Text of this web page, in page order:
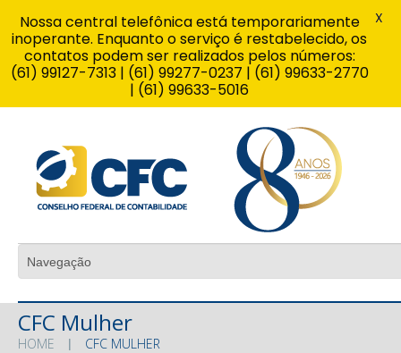
CFC Mulher
HOME CFC MULHER
Nossa central telefônica está temporariamente
inoperante. Enquanto o serviço é restabelecido, os
contatos podem ser realizados pelos números:
(61) 99127-7313 | (61) 99277-0237 | (61) 99633-2770
| (61) 99633-5016
X